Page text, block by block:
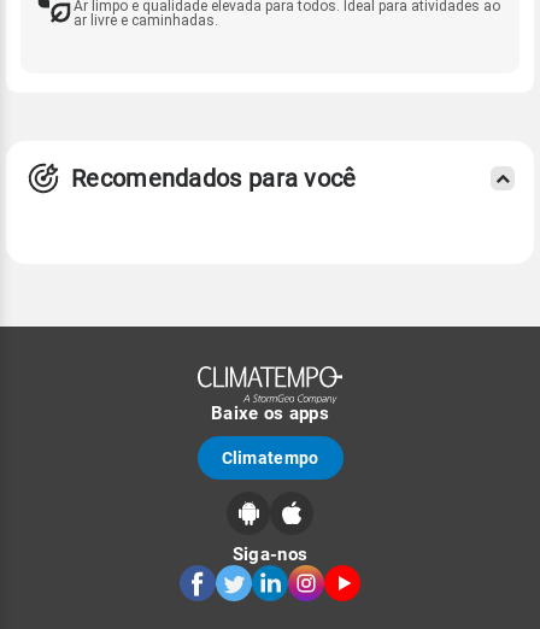
Ar limpo e qualidade elevada para todos. Ideal para atividades ao
ar livre e caminhadas.
Recomendados para você
Baixe os apps
Climatempo
Siga-nos